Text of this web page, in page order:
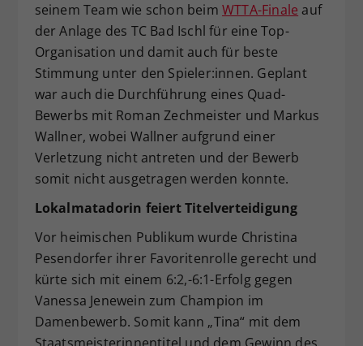
seinem Team wie schon beim WTTA-Finale auf
der Anlage des TC Bad Ischl für eine Top-
Organisation und damit auch für beste
Stimmung unter den Spieler:innen. Geplant
war auch die Durchführung eines Quad-
Bewerbs mit Roman Zechmeister und Markus
Wallner, wobei Wallner aufgrund einer
Verletzung nicht antreten und der Bewerb
somit nicht ausgetragen werden konnte.
Lokalmatadorin feiert Titelverteidigung
Vor heimischen Publikum wurde Christina
Pesendorfer ihrer Favoritenrolle gerecht und
kürte sich mit einem 6:2,-6:1-Erfolg gegen
Vanessa Jenewein zum Champion im
Damenbewerb. Somit kann „Tina“ mit dem